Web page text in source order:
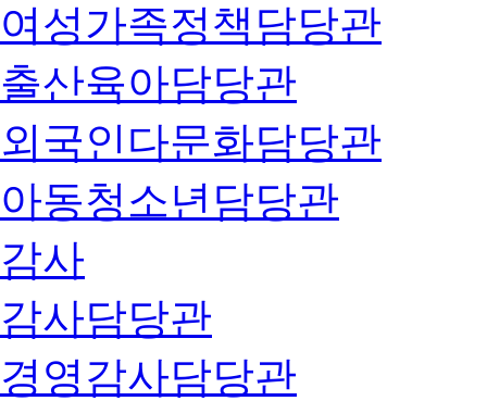
여성가족정책담당관
출산육아담당관
외국인다문화담당관
아동청소년담당관
감사
감사담당관
경영감사담당관